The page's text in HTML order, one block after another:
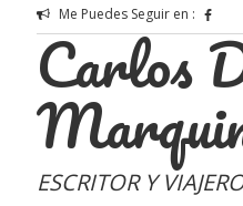
Me Puedes Seguir en :
Carlos
ESCRITOR Y